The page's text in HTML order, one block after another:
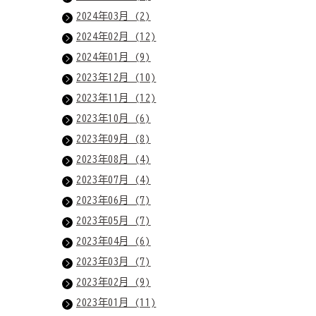
2024年03月 (2)
2024年02月 (12)
2024年01月 (9)
2023年12月 (10)
2023年11月 (12)
2023年10月 (6)
2023年09月 (8)
2023年08月 (4)
2023年07月 (4)
2023年06月 (7)
2023年05月 (7)
2023年04月 (6)
2023年03月 (7)
2023年02月 (9)
2023年01月 (11)